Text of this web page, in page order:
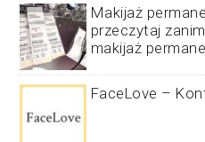
Makijaż
przeczytaj
makijaż
FaceLove –